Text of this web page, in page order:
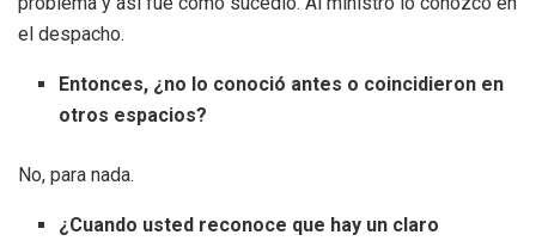
el despacho.
Entonces, ¿no lo conoció antes o coincidieron en
otros espacios?
No, para nada.
¿Cuando usted reconoce que hay un claro